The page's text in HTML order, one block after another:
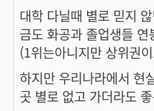
대학 다닐때 별로 믿지
금도 화공과 졸업생들
(1위는아니지만 상위권
하지만 우리나라에서 현
곳 별로 없고 가더라도